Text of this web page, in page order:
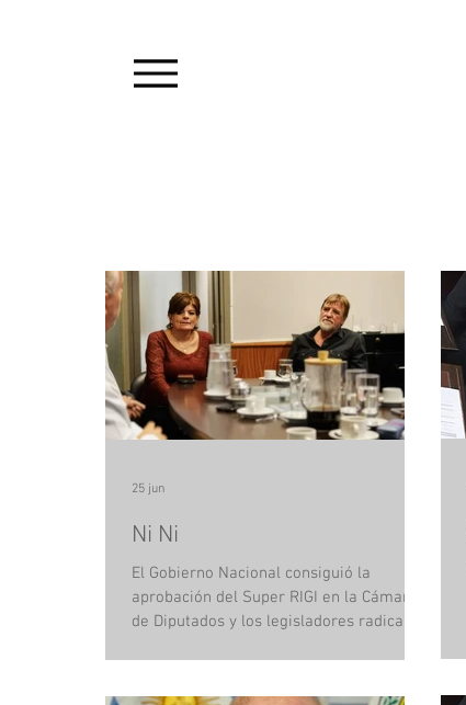
Ni Ni
El Gobierno Nacional consiguió la
aprobación del Super RIGI en la Cámara
de Diputados y los legisladores radicales
votación del RIGI recargado obtuvo 130
25 jun